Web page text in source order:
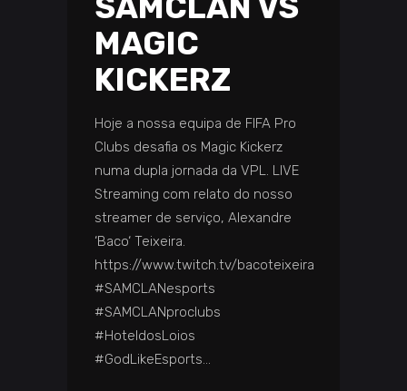
MAGIC
KICKERZ
Hoje a nossa equipa de FIFA Pro
Clubs desafia os Magic Kickerz
numa dupla jornada da VPL. LIVE
Streaming com relato do nosso
streamer de serviço, Alexandre
‘Baco‘ Teixeira.
https://www.twitch.tv/bacoteixeira
#SAMCLANesports
#SAMCLANproclubs
#HoteldosLoios
#GodLikeEsports